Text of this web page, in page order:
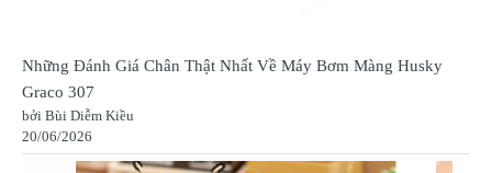
Những Đánh Giá Chân Thật Nhất Về Máy Bơm Màng Husky
Graco 307
bởi Bùi Diễm Kiều
20/06/2026